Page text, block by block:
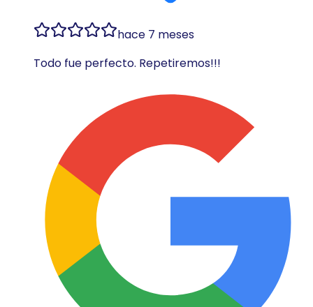
hace 7 meses
Todo fue perfecto. Repetiremos!!!